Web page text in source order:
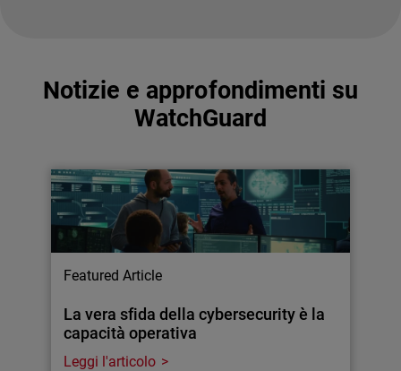
Notizie e approfondimenti su
WatchGuard
Featured Article
La vera sfida della cybersecurity è la
capacità operativa
Leggi l'articolo